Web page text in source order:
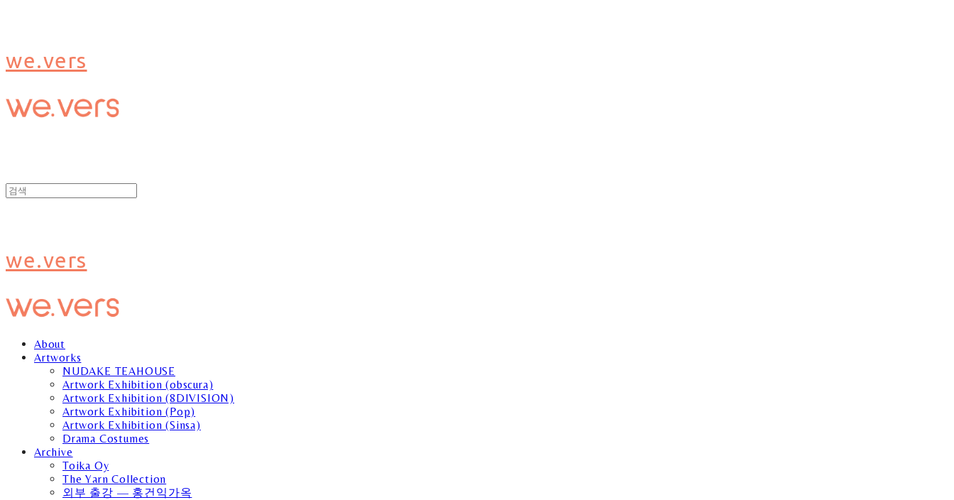
we.vers
we.vers
About
Artworks
NUDAKE TEAHOUSE
Artwork Exhibition (obscura)
Artwork Exhibition (8DIVISION)
Artwork Exhibition (Pop)
Artwork Exhibition (Sinsa)
Drama Costumes
Archive
Toika Oy
The Yarn Collection
외부 출강 — 홍건익가옥